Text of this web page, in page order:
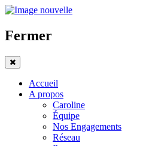
Fermer
Accueil
A propos
Caroline
Équipe
Nos Engagements
Réseau